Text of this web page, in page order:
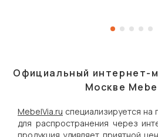
Официальный интернет-
Москве
MebelVia.ru специализируется
для распространения через